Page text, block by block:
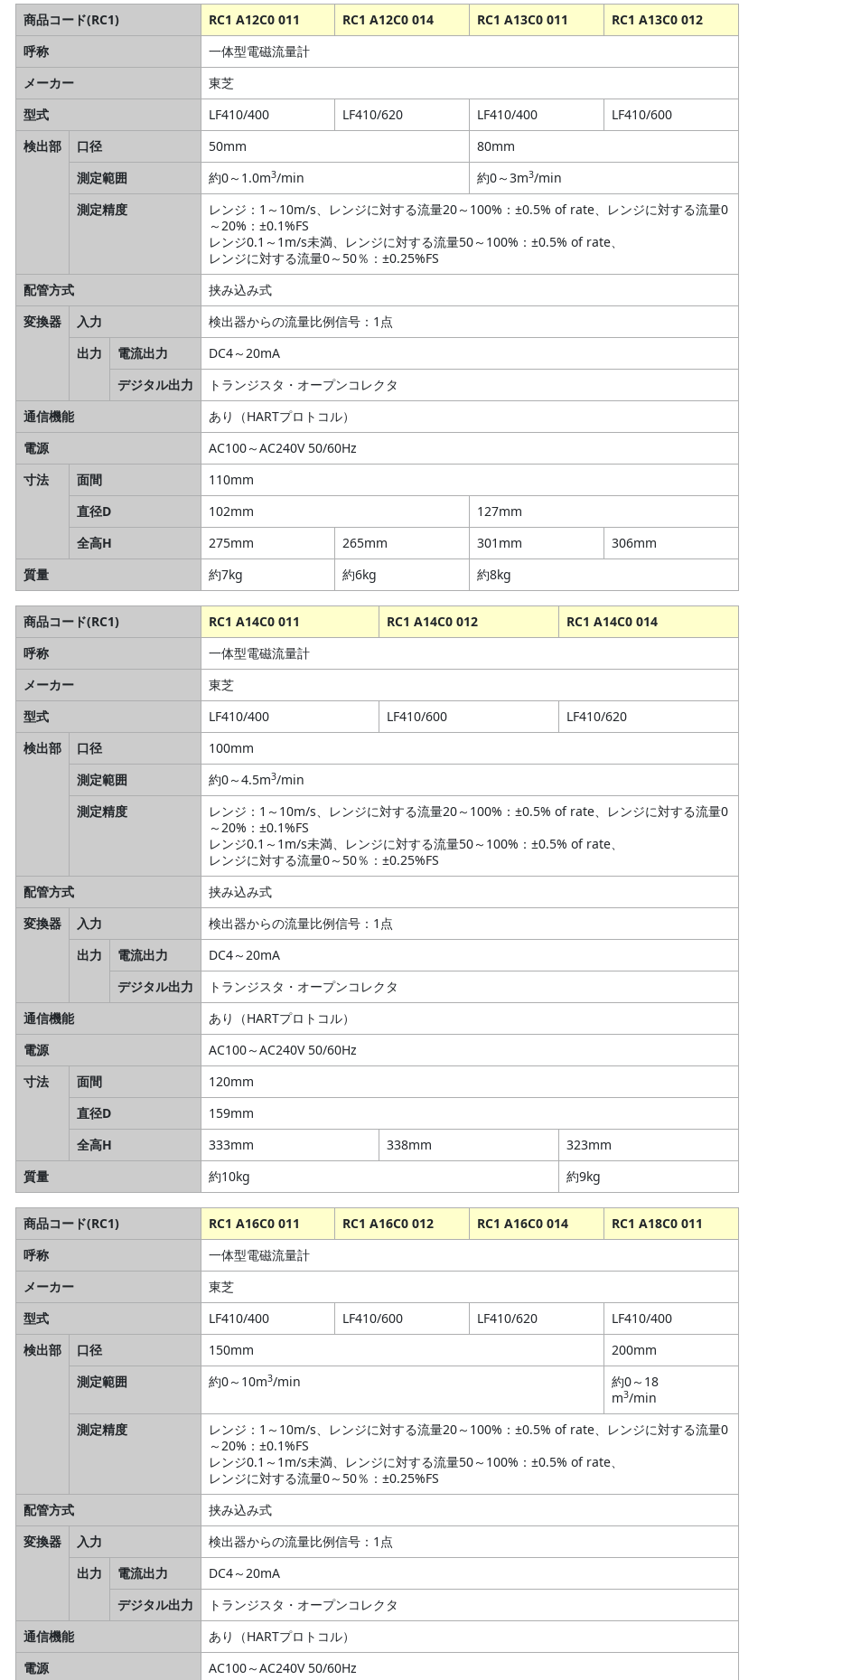
商品コード(RC1) RC1 A12C0 011 RC1 A12C0 014 RC1 A13C0 011
RC1 A13C0 012
呼称
一体型電磁流量計
メーカー
東芝
型式
LF410/400 LF410/620 LF410/400
LF410/600
検出部
口径 50mm
80mm
測定範囲
約0～1.0m3/min 約0～3m3/min
測定精度
レンジ：1～10m/s、レンジに対する流量20～100%：±0.5% of rate、レンジに対する流量0
～20%：±0.1%FS
レンジ0.1～1m/s未満、レンジに対する流量50～100%：±0.5% of rate、
レンジに対する流量0～50％：±0.25%FS
配管方式
挟み込み式
変換器
入力
検出器からの流量比例信号：1点
出力
電流出力
DC4～20mA
デジタル出力
トランジスタ・オープンコレクタ
通信機能
あり（HARTプロトコル）
電源
AC100～AC240V 50/60Hz
寸法
面間
110mm
直径D
102mm
127mm
全高H
275mm 265mm 301mm
306mm
質量
約7kg 約6kg 約8kg
商品コード(RC1) RC1 A14C0 011 RC1 A14C0 012
RC1 A14C0 014
呼称
一体型電磁流量計
メーカー
東芝
型式
LF410/400 LF410/600
LF410/620
検出部
口径
100mm
測定範囲
約0～4.5m3/min
測定精度
レンジ：1～10m/s、レンジに対する流量20～100%：±0.5% of rate、レンジに対する流量0
～20%：±0.1%FS
レンジ0.1～1m/s未満、レンジに対する流量50～100%：±0.5% of rate、
レンジに対する流量0～50％：±0.25%FS
配管方式
挟み込み式
変換器
入力
検出器からの流量比例信号：1点
出力
電流出力
DC4～20mA
デジタル出力
トランジスタ・オープンコレクタ
通信機能
あり（HARTプロトコル）
電源
AC100～AC240V 50/60Hz
寸法
面間
120mm
直径D
159mm
全高H
333mm 338mm
323mm
質量
約10kg 約9kg
商品コード(RC1) RC1 A16C0 011 RC1 A16C0 012 RC1 A16C0 014
RC1 A18C0 011
呼称
一体型電磁流量計
メーカー
東芝
型式
LF410/400 LF410/600 LF410/620
LF410/400
検出部
口径 150mm
200mm
測定範囲
約0～10m3/min
約0～18
m3/min
測定精度
レンジ：1～10m/s、レンジに対する流量20～100%：±0.5% of rate、レンジに対する流量0
～20%：±0.1%FS
レンジ0.1～1m/s未満、レンジに対する流量50～100%：±0.5% of rate、
レンジに対する流量0～50％：±0.25%FS
配管方式
挟み込み式
変換器
入力
検出器からの流量比例信号：1点
出力
電流出力
DC4～20mA
デジタル出力
トランジスタ・オープンコレクタ
通信機能
あり（HARTプロトコル）
電源
AC100～AC240V 50/60Hz